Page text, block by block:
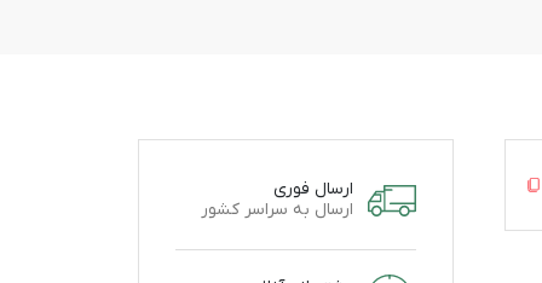
ارسال فوری
ارسال به سراسر کشور